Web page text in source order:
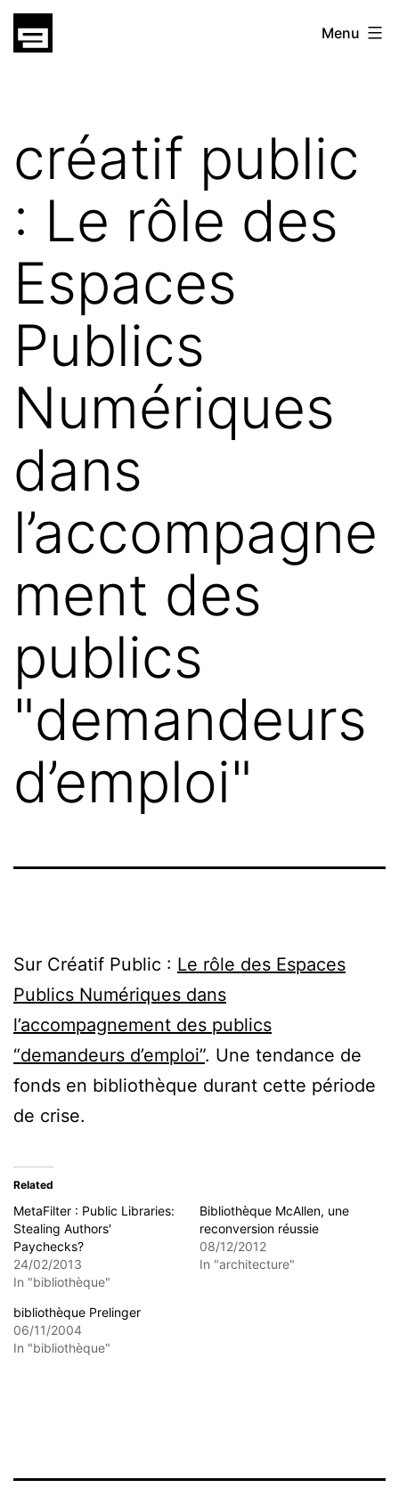
Skip
gatsu
Menu
créatif public
: Le rôle des
Espaces
Publics
Numériques
dans
l’accompagne
ment des
publics
"demandeurs
d’emploi"
Sur Créatif Public : Le rôle des Espaces
Publics Numériques dans
l’accompagnement des publics
“demandeurs d’emploi”. Une tendance de
fonds en bibliothèque durant cette période
de crise.
Related
MetaFilter : Public Libraries:
Stealing Authors'
Paychecks?
24/02/2013
In "bibliothèque"
Bibliothèque McAllen, une
reconversion réussie
08/12/2012
In "architecture"
bibliothèque Prelinger
06/11/2004
In "bibliothèque"